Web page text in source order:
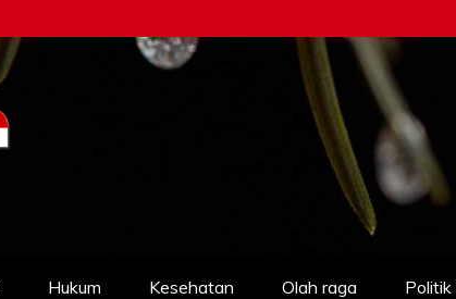
Hukum Kesehatan Olah raga Politik